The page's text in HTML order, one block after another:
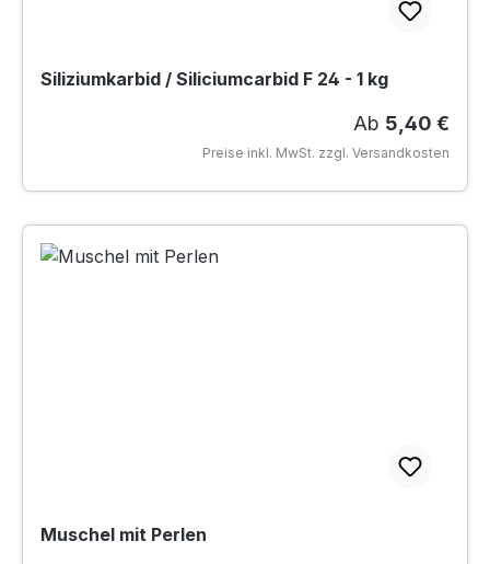
Siliziumkarbid / Siliciumcarbid F 24 - 1 kg
Regulärer
Ab 5,40 €
Preise inkl. MwSt. zzgl. Versandkosten
Muschel mit Perlen